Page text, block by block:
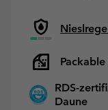
Packable
RDS-
Daune